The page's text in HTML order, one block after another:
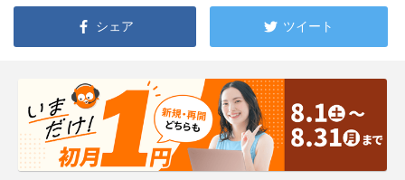
シェア ツイート